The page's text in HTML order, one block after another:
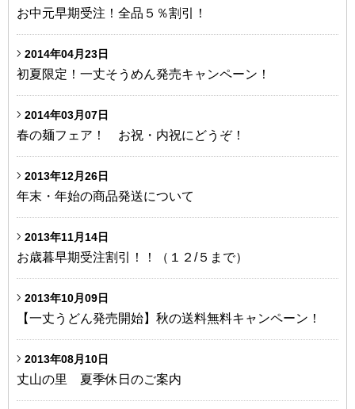
お中元早期受注！全品５％割引！
2014年04月23日
初夏限定！一丈そうめん発売キャンペーン！
2014年03月07日
春の麺フェア！ お祝・内祝にどうぞ！
2013年12月26日
年末・年始の商品発送について
2013年11月14日
お歳暮早期受注割引！！（１２/５まで）
2013年10月09日
【一丈うどん発売開始】秋の送料無料キャンペーン！
2013年08月10日
丈山の里 夏季休日のご案内